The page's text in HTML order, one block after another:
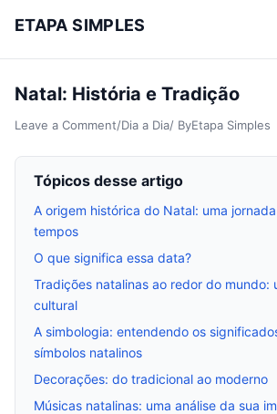
ETAPA SIMPLES
Natal: História e Tradição
Leave a Comment/Dia a Dia/ ByEtapa Simples
Tópicos desse artigo
A origem histórica do Natal: uma
tempos
O que significa essa data?
Tradições natalinas ao redor do mundo:
cultural
A simbologia: entendendo os
símbolos natalinos
Decorações: do tradicional ao moderno
Músicas natalinas: uma análise da sua